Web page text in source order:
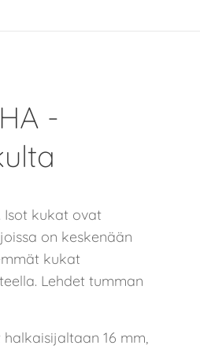
-
kukat ovat
on keskenään
kukat
Lehdet tumman
16 mm,